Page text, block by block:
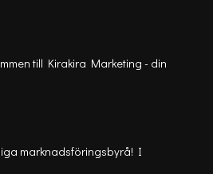
till Kirakira Marketing - din
marknadsföringsbyrå! I